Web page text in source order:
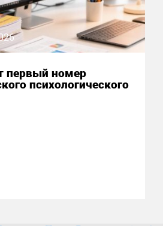
первый номер
психологического